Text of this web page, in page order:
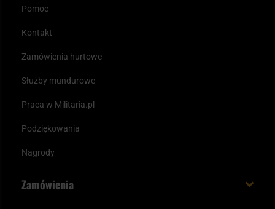
Pomoc
Kontakt
Zamówienia hurtowe
Służby mundurowe
Praca w Militaria.pl
Podziękowania
Nagrody
Zamówienia